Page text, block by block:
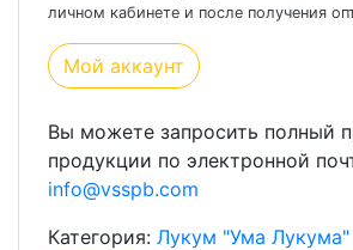
личном кабинете и после получения
Мой аккаунт
Вы можете запросить полный
продукции по электронной
info@vsspb.com
Категория: Лукум "Ума Лукума"